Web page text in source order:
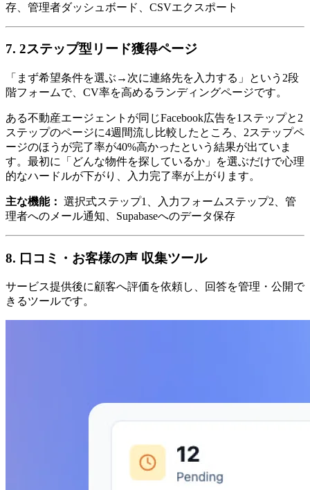
存、管理者ダッシュボード、CSVエクスポート
7. 2ステップ型リード獲得ページ
「まず希望条件を選ぶ→次に連絡先を入力する」という2段
階フォームで、CV率を高めるランディングページです。
ある不動産エージェントが同じFacebook広告を1ステップと2
ステップのページに4週間流し比較したところ、2ステップペ
ージのほうが完了率が40%高かったという結果が出ていま
す。最初に「どんな物件を探しているか」を選ぶだけで心理
的なハードルが下がり、入力完了率が上がります。
主な機能： 選択式ステップ1、入力フォームステップ2、管
理者へのメール通知、Supabaseへのデータ保存
8. 口コミ・お客様の声 収集ツール
サービス提供後に顧客へ評価を依頼し、回答を管理・公開で
きるツールです。